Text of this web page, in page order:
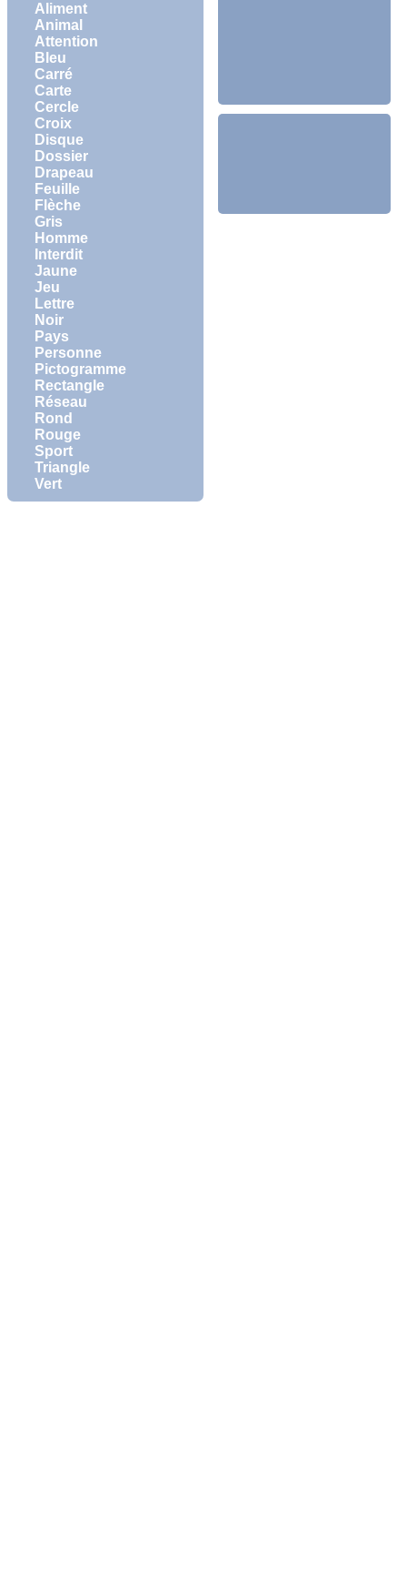
Aliment
Animal
Attention
Bleu
Carré
Carte
Cercle
Croix
Disque
Dossier
Drapeau
Feuille
Flèche
Gris
Homme
Interdit
Jaune
Jeu
Lettre
Noir
Pays
Personne
Pictogramme
Rectangle
Réseau
Rond
Rouge
Sport
Triangle
Vert